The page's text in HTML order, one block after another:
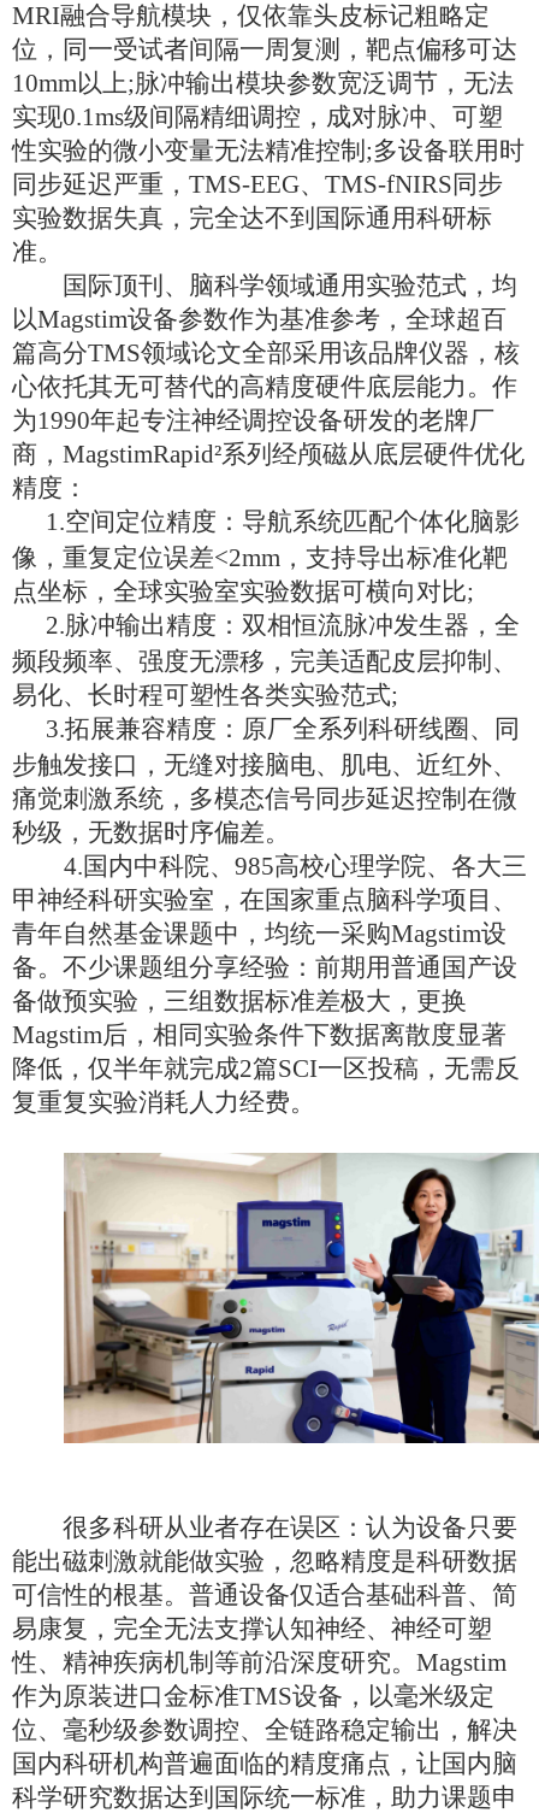
MRI融合导航模块，仅依靠头皮标记粗略定
位，同一受试者间隔一周复测，靶点偏移可达
10mm以上;脉冲输出模块参数宽泛调节，无法
实现0.1ms级间隔精细调控，成对脉冲、可塑
性实验的微小变量无法精准控制;多设备联用时
同步延迟严重，TMS-EEG、TMS-fNIRS同步
实验数据失真，完全达不到国际通用科研标
准。
国际顶刊、脑科学领域通用实验范式，均
以Magstim设备参数作为基准参考，全球超百
篇高分TMS领域论文全部采用该品牌仪器，核
心依托其无可替代的高精度硬件底层能力。作
为1990年起专注神经调控设备研发的老牌厂
商，MagstimRapid²系列经颅磁从底层硬件优化
精度：
1.空间定位精度：导航系统匹配个体化脑影
像，重复定位误差<2mm，支持导出标准化靶
点坐标，全球实验室实验数据可横向对比;
2.脉冲输出精度：双相恒流脉冲发生器，全
频段频率、强度无漂移，完美适配皮层抑制、
易化、长时程可塑性各类实验范式;
3.拓展兼容精度：原厂全系列科研线圈、同
步触发接口，无缝对接脑电、肌电、近红外、
痛觉刺激系统，多模态信号同步延迟控制在微
秒级，无数据时序偏差。
4.国内中科院、 985高校心理学院、各大三
甲神经科研实验室，在国家重点脑科学项目、
青年自然基金课题中，均统一采购Magstim设
备。不少课题组分享经验：前期用普通国产设
备做预实验，三组数据标准差极大，更换
Magstim后，相同实验条件下数据离散度显著
降低，仅半年就完成2篇SCI一区投稿，无需反
复重复实验消耗人力经费。
很多科研从业者存在误区：认为设备只要
能出磁刺激就能做实验，忽略精度是科研数据
可信性的根基。普通设备仅适合基础科普、简
易康复，完全无法支撑认知神经、神经可塑
性、精神疾病机制等前沿深度研究。 Magstim
作为原装进口金标准TMS设备，以毫米级定
位、毫秒级参数调控、全链路稳定输出，解决
国内科研机构普遍面临的精度痛点，让国内脑
科学研究数据达到国际统一标准，助力课题申